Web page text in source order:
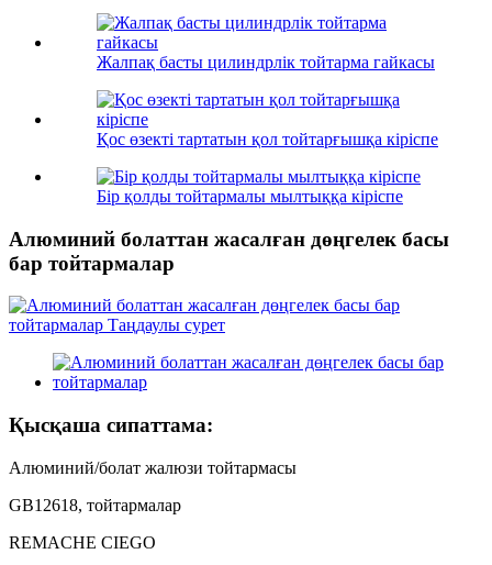
Жалпақ басты цилиндрлік тойтарма гайкасы
Қос өзекті тартатын қол тойтарғышқа кіріспе
Бір қолды тойтармалы мылтыққа кіріспе
Алюминий болаттан жасалған дөңгелек басы
бар тойтармалар
Қысқаша сипаттама:
Алюминий/болат жалюзи тойтармасы
GB12618, тойтармалар
REMACHE CIEGO